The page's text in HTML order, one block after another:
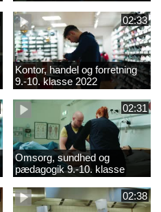
02:33
Kontor, handel og forretning
9.-10. klasse 2022
02:31
Omsorg, sundhed og
pædagogik 9.-10. klasse
2022
02:38